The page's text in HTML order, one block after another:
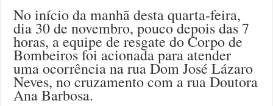
No início da manhã desta quarta-feira,
dia 30 de novembro, pouco depois das 7
horas, a equipe de resgate do Corpo de
Bombeiros foi acionada para atender
uma ocorrência na rua Dom José Lázaro
Neves, no cruzamento com a rua Doutora
Ana Barbosa.